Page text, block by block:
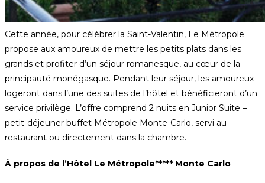
Cette année, pour célébrer la Saint-Valentin, Le Métropole
propose aux amoureux de mettre les petits plats dans les
grands et profiter d’un séjour romanesque, au cœur de la
principauté monégasque. Pendant leur séjour, les amoureux
logeront dans l’une des suites de l’hôtel et bénéficieront d’un
service privilège. L’offre comprend 2 nuits en Junior Suite –
petit-déjeuner buffet Métropole Monte-Carlo, servi au
restaurant ou directement dans la chambre.
À propos de l’Hôtel Le Métropole***** Monte Carlo